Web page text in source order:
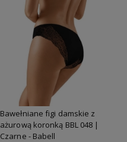
Bawełniane figi damskie z
ażurową koronką BBL 048 |
Czarne - Babell